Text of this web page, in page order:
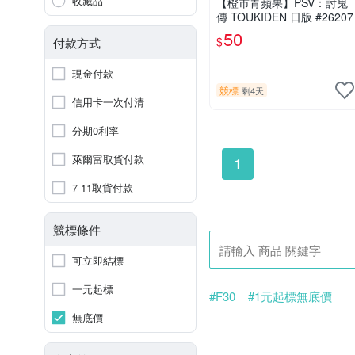
付款方式
現金付款
信用卡一次付清
分期0利率
萊爾富取貨付款
7-11取貨付款
競標條件
可立即結標
一元起標
無底價
傳 TOUKIDEN 日版 #26207
$50
競標 剩4天
1
#F30 #1元起標無底價